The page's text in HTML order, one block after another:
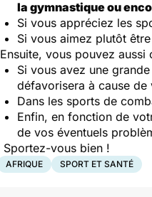
la gymnastique ou
Si vous appréciez les
Si vous aimez plutôt
Ensuite, vous pouvez
Si vous avez une
défavorisera à cause
Dans les sports de
Enfin, en fonction de
de vos éventuels
Sportez-vous bien !
AFRIQUE SPORT ET SANTÉ